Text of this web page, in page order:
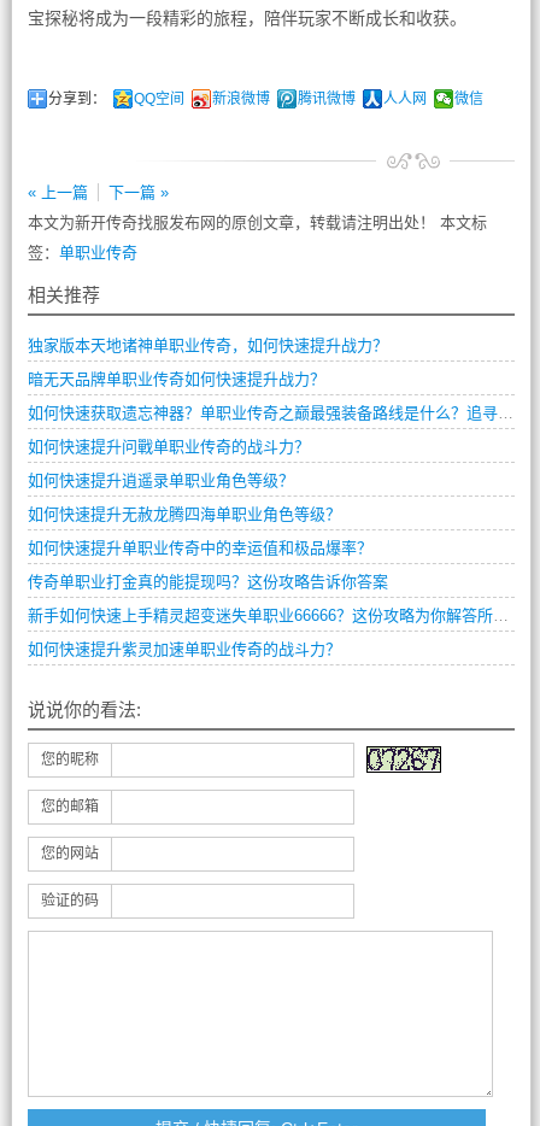
宝探秘将成为一段精彩的旅程，陪伴玩家不断成长和收获。
分享到： QQ空间 新浪微博 腾讯微博 人人网 微信
« 上一篇
下一篇 »
本文为新开传奇找服发布网的原创文章，转载请注明出处！ 本文标
签： 单职业传奇
相关推荐
独家版本天地诸神单职业传奇，如何快速提升战力？
暗无天品牌单职业传奇如何快速提升战力？
如何快速获取遗忘神器？单职业传奇之巅最强装备路线是什么？追寻失落记忆任务卡关了怎么办？
如何快速提升问戰单职业传奇的战斗力？
如何快速提升逍遥录单职业角色等级？
如何快速提升无赦龙腾四海单职业角色等级？
如何快速提升单职业传奇中的幸运值和极品爆率？
传奇单职业打金真的能提现吗？这份攻略告诉你答案
新手如何快速上手精灵超变迷失单职业66666？这份攻略为你解答所有疑问。
如何快速提升紫灵加速单职业传奇的战斗力？
说说你的看法:
您的昵称
您的邮箱
您的网站
验证的码